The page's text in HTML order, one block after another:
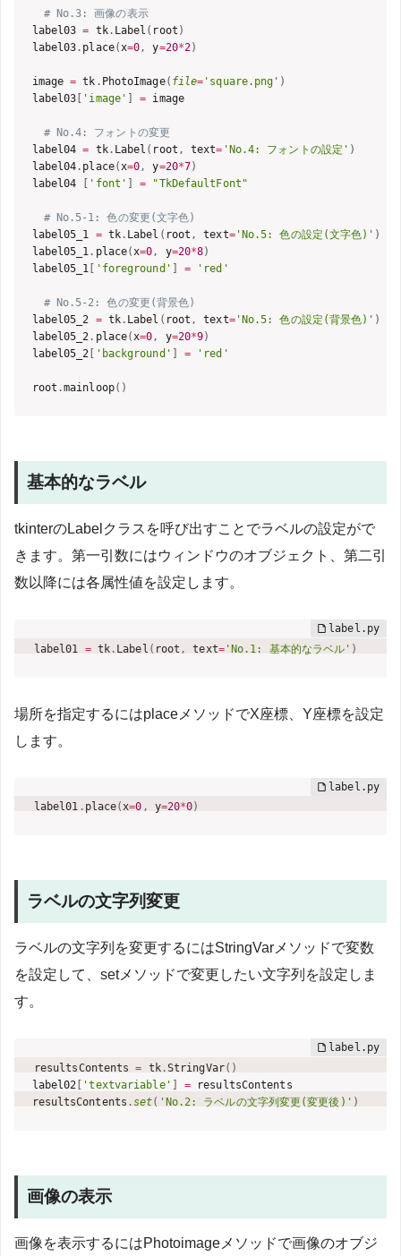
# No.3: 画像の表示
label03 = tk. Label ( root )
label03 . place(x=0, y=20*2)
image = tk . PhotoImage( file= 'square.png' )
label03
'image' = image
# No.4: フォントの変更
label04 = tk. Label ( root , text= 'No.4: フォントの設定' )
label04 . place(x=0, y=20*7)
label04
'font' = "TkDefaultFont"
# No.5-1: 色の変更(文字色)
label05_1 = tk. Label ( root , text='No.5: 色の設定(文字色)' )
label05_1 . place(x=0, y=20*8)
label05_1
'foreground' = 'red'
# No.5-2: 色の変更(背景色)
label05_2 = tk. Label ( root , text='No.5: 色の設定(背景色)' )
label05_2 . place(x=0, y=20*9)
label05_2
'background' = 'red'
root .mainloop( )
基本的なラベル
tkinterのLabelクラスを呼び出すことでラベルの設定がで
きます。第一引数にはウィンドウのオブジェクト、第二引
数以降には各属性値を設定します。
label01 = tk . Label ( root , text='No.1: 基本的なラベル' )
場所を指定するにはplaceメソッドでX座標、Y座標を設定
します。
label01 . place(x=0 , y=20*0)
ラベルの文字列変更
ラベルの文字列を変更するにはStringVarメソッドで変数
を設定して、setメソッドで変更したい文字列を設定しま
す。
resultsContents = tk.StringVar( )
label02
'textvariable' = resultsContents
resultsContents .set( 'No.2: ラベルの文字列変更(変更後)' )
画像の表示
画像を表示するにはPhotoimageメソッドで画像のオブジ